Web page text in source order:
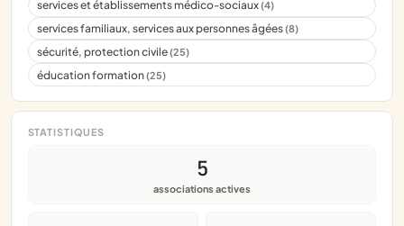
services et établissements médico-sociaux(4)
services familiaux, services aux personnes âgées(8)
sécurité, protection civile(25)
éducation formation(25)
STATISTIQUES
5
associations actives